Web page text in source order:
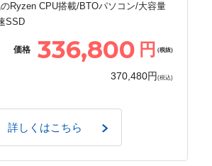
Ryzen CPU搭載/BTOパソコン/大容量
SSD
価格 336,800 円 (税抜)
370,480円 (税込)
詳しくはこちら